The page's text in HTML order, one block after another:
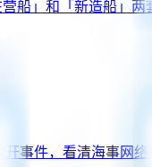
船」和「新造船」两
事件，看清海事网络